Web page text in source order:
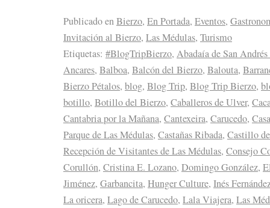
Publicado enBierzo, En Portada, Eventos,
Invitación al Bierzo, Las Médulas, Turismo
Etiquetas: #BlogTripBierzo, Abadaía de San
Ancares, Balboa, Balcón del Bierzo, Balouta,
Bierzo Pétalos, blog, Blog Trip, Blog Trip Bierzo,
botillo, Botillo del Bierzo, Caballeros de Ulver,
Cantabria por la Mañana, Cantexeira, Carucedo,
Parque de Las Médulas, Castañas Ribada, Castillo
Recepción de Visitantes de Las Médulas, Consejo
Corullón, Cristina E. Lozano, Domingo González,
Jiménez, Garbancita, Hunger Culture, Inés
La oricera, Lago de Carucedo, Lala Viajera, Las